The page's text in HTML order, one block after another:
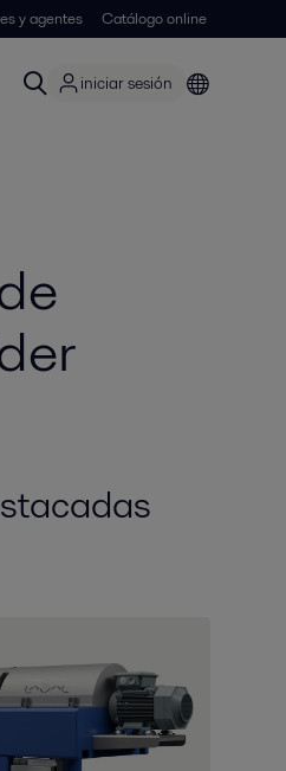
y agentes Catálogo online
iniciar sesión